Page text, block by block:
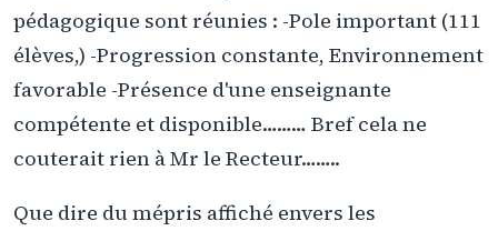
pédagogique sont réunies : -Pole important (111
élèves,) -Progression constante, Environnement
favorable -Présence d'une enseignante
compétente et disponible……… Bref cela ne
couterait rien à Mr le Recteur……..
Que dire du mépris affiché envers les